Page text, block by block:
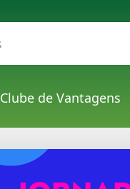
Clube de Vantagens